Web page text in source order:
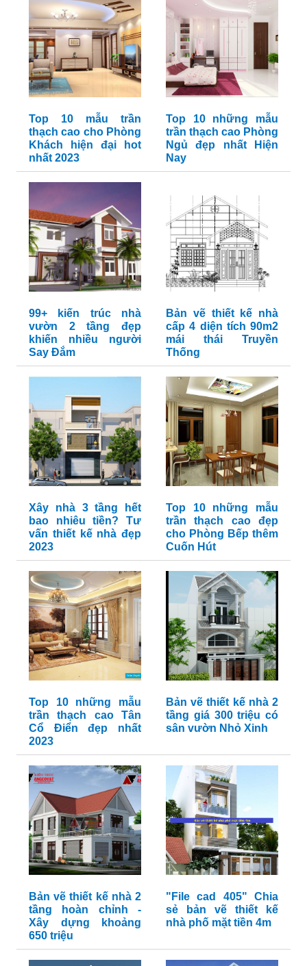
Top 10 mẫu trần
thạch cao cho Phòng
Khách hiện đại hot
nhất 2023
Top 10 những mẫu
trần thạch cao Phòng
Ngủ đẹp nhất Hiện
Nay
99+ kiến trúc nhà
vườn 2 tầng đẹp
khiến nhiều người
Say Đắm
Bản vẽ thiết kế nhà
cấp 4 diện tích 90m2
mái thái Truyền
Thống
Xây nhà 3 tầng hết
bao nhiêu tiền? Tư
vấn thiết kế nhà đẹp
2023
Top 10 những mẫu
trần thạch cao đẹp
cho Phòng Bếp thêm
Cuốn Hút
Top 10 những mẫu
trần thạch cao Tân
Cổ Điển đẹp nhất
2023
Bản vẽ thiết kế nhà 2
tầng giá 300 triệu có
sân vườn Nhỏ Xinh
Bản vẽ thiết kế nhà 2
tầng hoàn chỉnh -
Xây dựng khoảng
650 triệu
"File cad 405" Chia
sẻ bản vẽ thiết kế
nhà phố mặt tiền 4m